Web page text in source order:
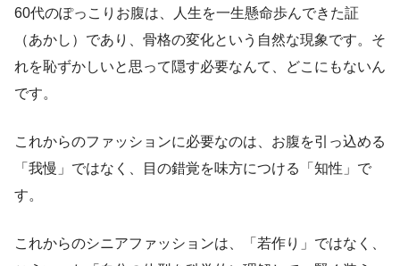
60代のぽっこりお腹は、人生を一生懸命歩んできた証
（あかし）であり、骨格の変化という自然な現象です。そ
れを恥ずかしいと思って隠す必要なんて、どこにもないん
です。
これからのファッションに必要なのは、お腹を引っ込める
「我慢」ではなく、目の錯覚を味方につける「知性」で
す。
これからのシニアファッションは、「若作り」ではなく、